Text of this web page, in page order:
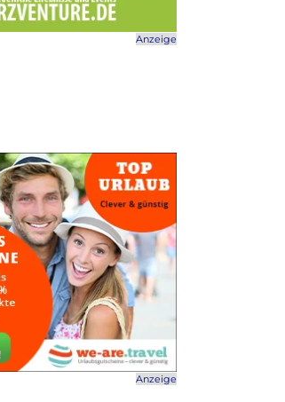
Anzeige
Anzeige